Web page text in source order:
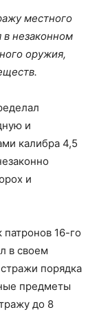
местного
в незаконном
оружия,
и
калибра 4,5
и
16-го
в своем
порядка
предметы
до 8